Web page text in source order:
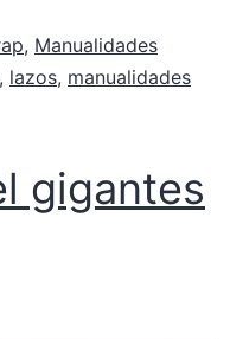
, Manualidades
, lazos, manualidades
gigantes